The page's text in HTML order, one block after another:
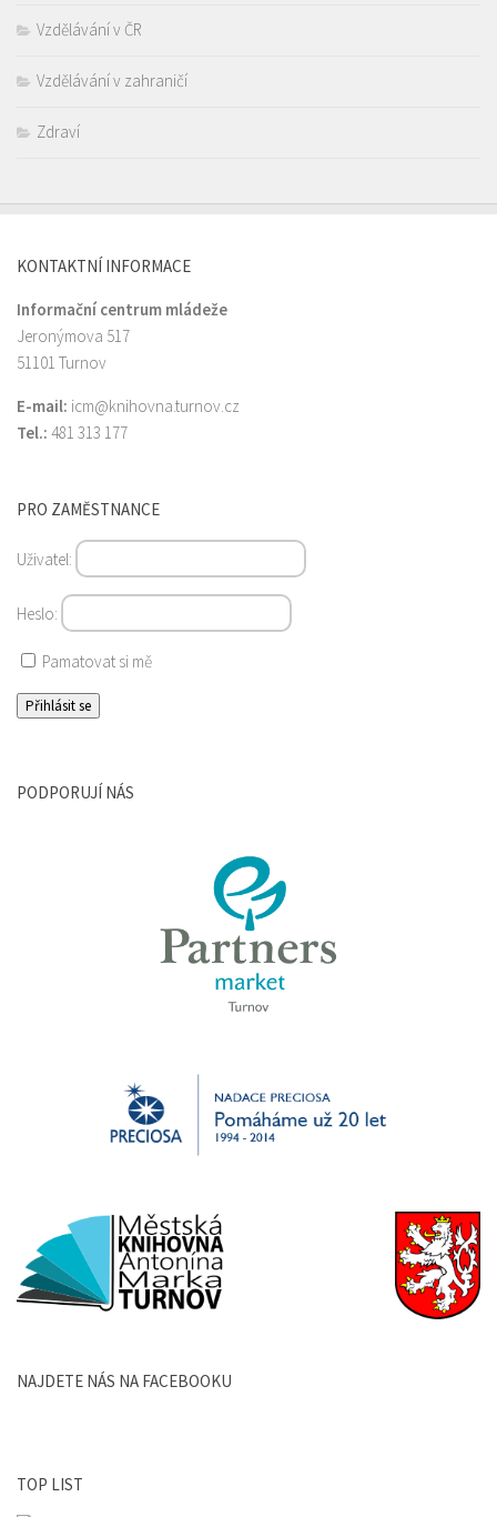
Vzdělávání v ČR
Vzdělávání v zahraničí
Zdraví
KONTAKTNÍ INFORMACE
Informační centrum mládeže
Jeronýmova 517
51101 Turnov
E-mail: icm@knihovna.turnov.cz
Tel.: 481 313 177
PRO ZAMĚSTNANCE
Uživatel:
Heslo:
Pamatovat si mě
PODPORUJÍ NÁS
NAJDETE NÁS NA FACEBOOKU
TOP LIST